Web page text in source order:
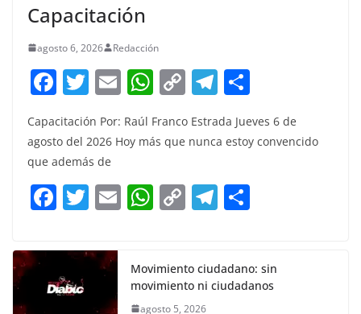
Capacitación
agosto 6, 2026 Redacción
F
a
c
e
b
o
k
T
itt
er
E
m
ai
W
at
A
p
C
p
Li
n
T
el
e
a
m
ar
e
Capacitación Por: Raúl Franco Estrada Jueves 6 de
agosto del 2026 Hoy más que nunca estoy convencido
que además de
F
c
e
b
T
itt
er
E W
s
A
C
y
Li
T
gr
a
e
Movimiento ciudadano: sin
movimiento ni ciudadanos
agosto 5, 2026